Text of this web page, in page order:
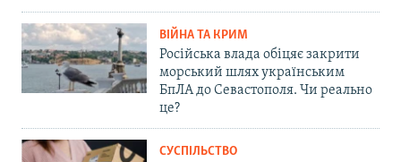
ВІЙНА ТА КРИМ
Російська влада обіцяє закрити
морський шлях українським
БпЛА до Севастополя. Чи реально
це?
СУСПІЛЬСТВО